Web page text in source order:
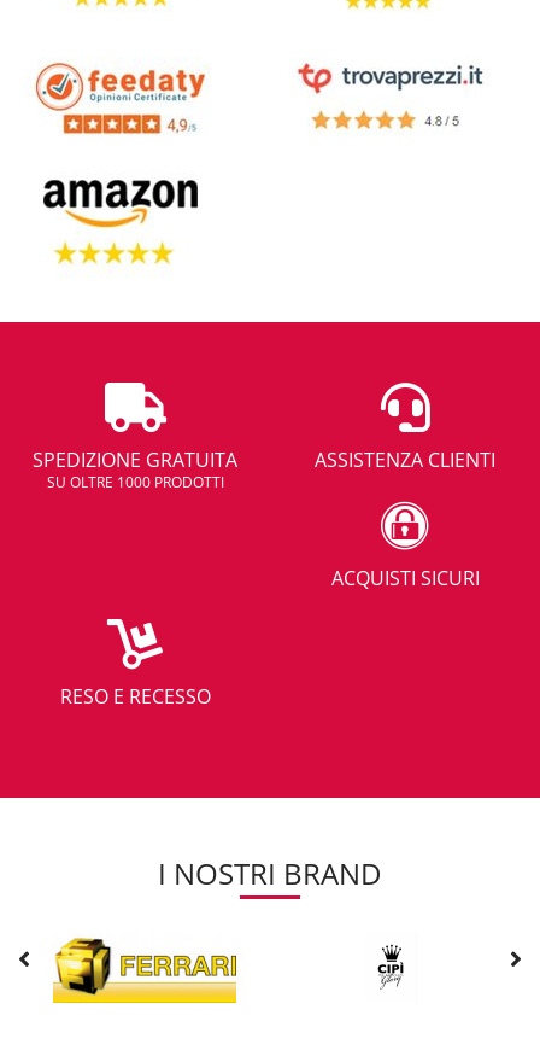
SPEDIZIONE GRATUITA
SU OLTRE 1000 PRODOTTI
ASSISTENZA CLIENTI
ACQUISTI SICURI
RESO E RECESSO
I NOSTRI BRAND